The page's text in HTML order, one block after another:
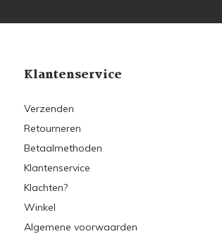
Klantenservice
Verzenden
Retourneren
Betaalmethoden
Klantenservice
Klachten?
Winkel
Algemene voorwaarden